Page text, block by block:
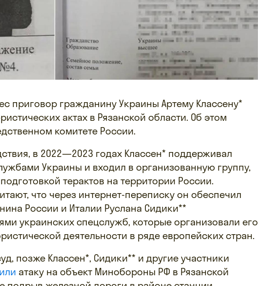
приговор гражданину Украины Артему Классену*
актах в Рязанской области. Об этом
комитете России.
в 2022—2023 годах Классен* поддерживал
Украины и входил в организованную группу,
терактов на территории России.
что через интернет-переписку он обеспечил
России и Италии Руслана Сидики**
украинских спецслужб, которые организовали его
деятельности в ряде европейских стран.
позже Классен*, Сидики** и другие участники
атаку на объект Минобороны РФ в Рязанской